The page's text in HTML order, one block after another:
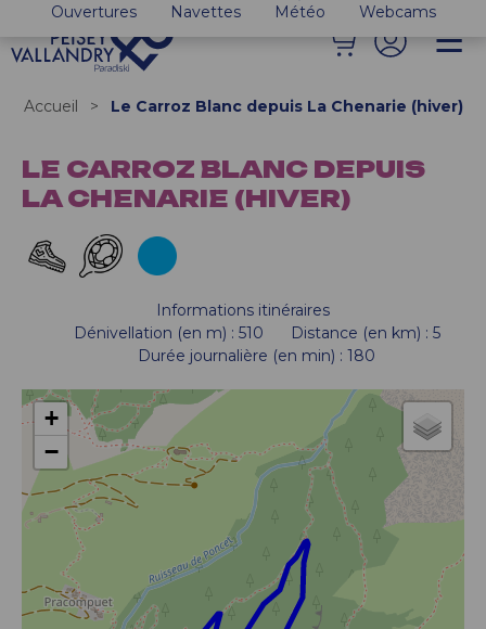
Ouvertures Navettes Météo Webcams
Accueil > Le Carroz Blanc depuis La Chenarie (hiver)
LE CARROZ BLANC DEPUIS
LA CHENARIE (HIVER)
Informations itinéraires
Dénivellation (en m) : 510 Distance (en km) : 5
Durée journalière (en min) : 180
+
−